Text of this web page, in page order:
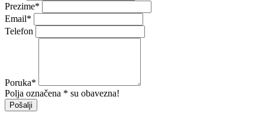
Prezime*
Email*
Telefon
Poruka*
Polja označena * su obavezna!
Pošalji